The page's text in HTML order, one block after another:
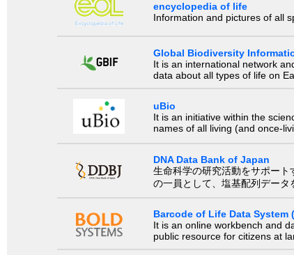
encyclopedia of life
Information and pictures of all
Global Biodiversity
It is an international network
data about all types of life on
uBio
It is an initiative within the
names of all living (and once-
DNA Data Bank of Japan
生命科学の研究活動をサポー
の一員として、塩基配列データ
Barcode of Life Data System
It is an online workbench and
public resource for citizens at